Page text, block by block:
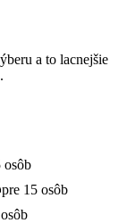
a to lacnejšie
osôb
pre 15 osôb